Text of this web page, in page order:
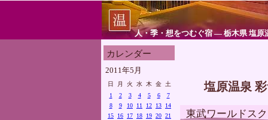
人・季・想をつむぐ宿 ― 栃木県 塩原
カレンダー
2011年5月
日 月 火 水 木 金
土
1
2 3 4 5 6
7
8
9 10 11 12 13
14
15
16 17 18 19 20 21
塩原温泉
東武ワールドス